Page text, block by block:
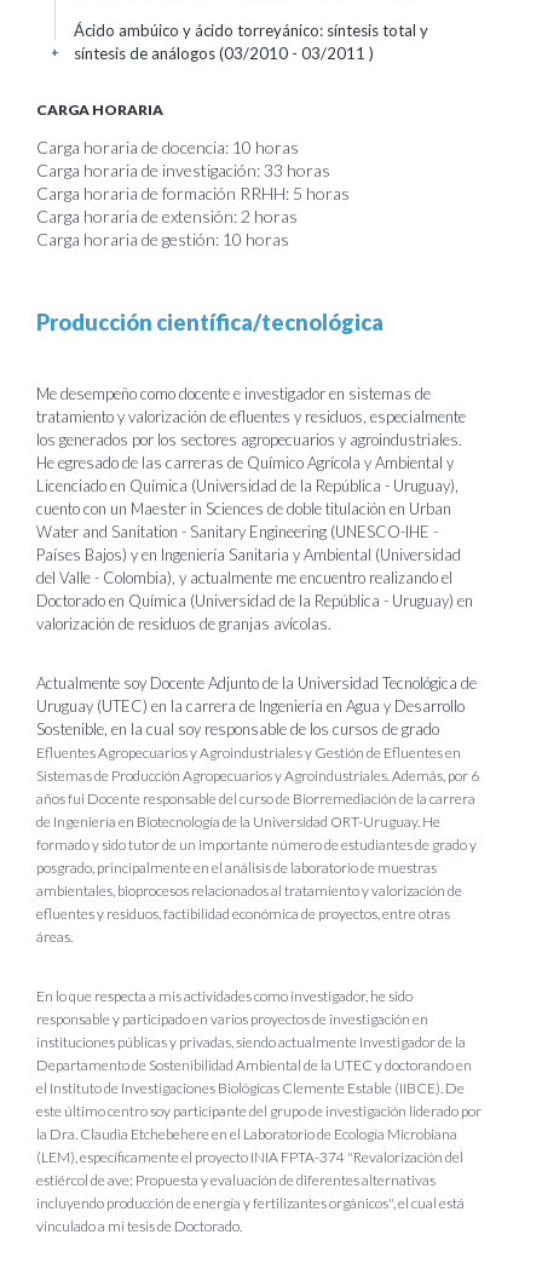
Ácido ambúico y ácido torreyánico: síntesis total y
síntesis de análogos (03/2010 - 03/2011 )
+
CARGA HORARIA
Carga horaria de docencia: 10 horas
Carga horaria de investigación: 33 horas
Carga horaria de formación RRHH: 5 horas
Carga horaria de extensión: 2 horas
Carga horaria de gestión: 10 horas
Producción científica/tecnológica
Me desempeño como docente e investigador en sistemas de
tratamiento y valorización de efluentes y residuos, especialmente
los generados por los sectores agropecuarios y agroindustriales.
He egresado de las carreras de Químico Agrícola y Ambiental y
Licenciado en Química (Universidad de la República - Uruguay),
cuento con un Maester in Sciences de doble titulación en Urban
Water and Sanitation - Sanitary Engineering (UNESCO-IHE -
Países Bajos) y en Ingeniería Sanitaria y Ambiental (Universidad
del Valle - Colombia), y actualmente me encuentro realizando el
Doctorado en Química (Universidad de la República - Uruguay) en
valorización de residuos de granjas avícolas.
Actualmente soy Docente Adjunto de la Universidad Tecnológica de
Uruguay (UTEC) en la carrera de Ingeniería en Agua y Desarrollo
Sostenible, en la cual soy responsable de los cursos de grado
Efluentes Agropecuarios y Agroindustriales y Gestión de Efluentes en
Sistemas de Producción Agropecuarios y Agroindustriales. Además, por 6
años fui Docente responsable del curso de Biorremediación de la carrera
de Ingeniería en Biotecnología de la Universidad ORT-Uruguay. He
formado y sido tutor de un importante número de estudiantes de grado y
posgrado, principalmente en el análisis de laboratorio de muestras
ambientales, bioprocesos relacionados al tratamiento y valorización de
efluentes y residuos, factibilidad económica de proyectos, entre otras
áreas.
En lo que respecta a mis actividades como investigador, he sido
responsable y participado en varios proyectos de investigación en
instituciones públicas y privadas, siendo actualmente Investigador de la
Departamento de Sostenibilidad Ambiental de la UTEC y doctorando en
el Instituto de Investigaciones Biológicas Clemente Estable (IIBCE). De
este último centro soy participante del grupo de investigación liderado por
la Dra. Claudia Etchebehere en el Laboratorio de Ecología Microbiana
(LEM), específicamente el proyecto INIA FPTA-374 "Revalorización del
estiércol de ave: Propuesta y evaluación de diferentes alternativas
incluyendo producción de energía y fertilizantes orgánicos", el cual está
vinculado a mi tesis de Doctorado.